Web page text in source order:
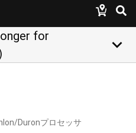
for
keyboard_arrow_down
Duronプロセッサ